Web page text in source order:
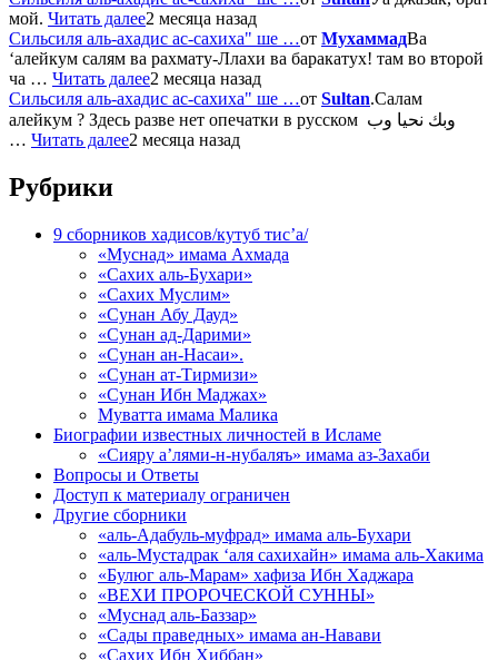
мой. Читать далее2 месяца назад
Сильсиля аль-ахадис ас-сахиха" ше …от МухаммадВа
‘алейкум салям ва рахмату-Ллахи ва баракатух! там во второй
ча … Читать далее2 месяца назад
Сильсиля аль-ахадис ас-сахиха" ше …от Sultan.Салам
алейкум ? Здесь разве нет опечатки в русском وبك نحيا وب
… Читать далее2 месяца назад
Рубрики
9 сборников хадисов/кутуб тис’а/
«Муснад» имама Ахмада
«Сахих аль-Бухари»
«Сахих Муслим»
«Сунан Абу Дауд»
«Сунан ад-Дарими»
«Сунан ан-Насаи».
«Сунан ат-Тирмизи»
«Сунан Ибн Маджах»
Муватта имама Малика
Биографии известных личностей в Исламе
«Сияру а’лями-н-нубаляъ» имама аз-Захаби
Вопросы и Ответы
Доступ к материалу ограничен
Другие сборники
«аль-Адабуль-муфрад» имама аль-Бухари
«аль-Мустадрак ‘аля сахихайн» имама аль-Хакима
«Булюг аль-Марам» хафиза Ибн Хаджара
«ВЕХИ ПРОРОЧЕСКОЙ СУННЫ»
«Муснад аль-Баззар»
«Сады праведных» имама ан-Навави
«Сахих Ибн Хиббан»